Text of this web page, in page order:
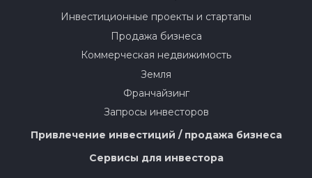
Инвестиционные проекты и стартапы
Продажа бизнеса
Коммерческая недвижимость
Земля
Франчайзинг
Запросы инвесторов
Привлечение инвестиций / продажа бизнеса
Сервисы для инвестора